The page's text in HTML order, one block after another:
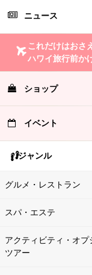
ニュース
これだけはおさ
ハワイ旅行前か
ショップ
イベント
ジャンル
グルメ・レストラン
スパ・エステ
アクティビティ・オプ
ツアー